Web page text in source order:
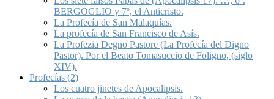
BERGOGLIO y 7º, el Anticristo.
La Profecía de San Malaquías.
La profecía de San Francisco de Asís.
La Profezia Degno Pastore (La Profecía del Digno
Pastor). Por el Beato Tomasuccio de Foligno, (siglo
XIV).
Profecías (2)
Los cuatro jinetes de Apocalipsis.